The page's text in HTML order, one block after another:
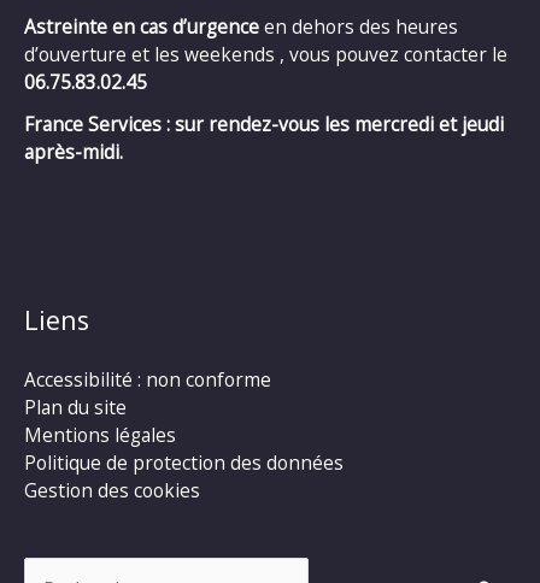
Astreinte en cas d’urgenceen dehors des heures
d’ouverture et les weekends , vous pouvez contacter le
06.75.83.02.45
France Services : sur rendez-vous les mercredi et jeudi
après-midi.
Liens
Accessibilité : non conforme
Plan du site
Mentions légales
Politique de protection des données
Gestion des cookies